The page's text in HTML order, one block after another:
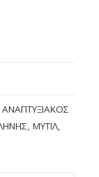
ΑΝΑΠΤΥΞΙΑΚΌΣ
,ΜΥΤΙΛ,